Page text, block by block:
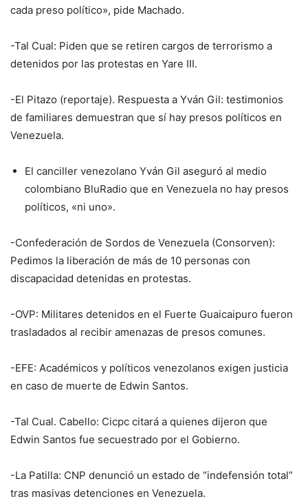
cada preso político», pide Machado.
-Tal Cual: Piden que se retiren cargos de terrorismo a
detenidos por las protestas en Yare III.
-El Pitazo (reportaje). Respuesta a Yván Gil: testimonios
de familiares demuestran que sí hay presos políticos en
Venezuela.
El canciller venezolano Yván Gil aseguró al medio
colombiano BluRadio que en Venezuela no hay presos
políticos, «ni uno».
-Confederación de Sordos de Venezuela (Consorven):
Pedimos la liberación de más de 10 personas con
discapacidad detenidas en protestas.
-OVP: Militares detenidos en el Fuerte Guaicaipuro fueron
trasladados al recibir amenazas de presos comunes.
-EFE: Académicos y políticos venezolanos exigen justicia
en caso de muerte de Edwin Santos.
-Tal Cual. Cabello: Cicpc citará a quienes dijeron que
Edwin Santos fue secuestrado por el Gobierno.
-La Patilla: CNP denunció un estado de “indefensión total”
tras masivas detenciones en Venezuela.